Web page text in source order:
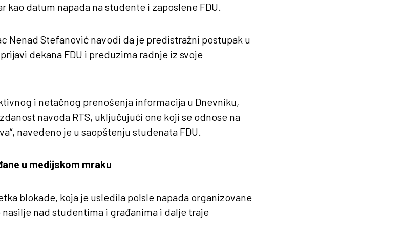
kao datum napada na studente i zaposlene FDU.
Nenad Stefanović navodi da je predistražni postupak u
dekana FDU i preduzima radnje iz svoje
i netačnog prenošenja informacija u Dnevniku,
navoda RTS, uključujući one koji se odnose na
navedeno je u saopštenju studenata FDU.
u medijskom mraku
blokade, koja je usledila polsle napada organizovane
nad studentima i građanima i dalje traje